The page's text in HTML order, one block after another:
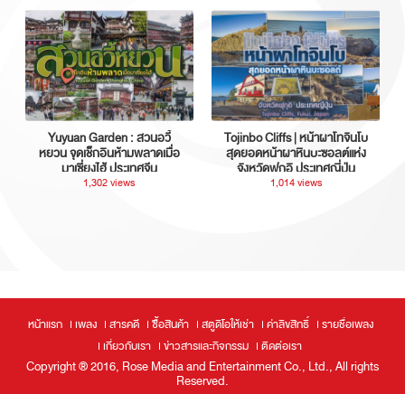
Yuyuan Garden : สวนอวี้
หยวน จุดเช็กอินห้ามพลาดเมื่อ
มาเซี่ยงไฮ้ ประเทศจีน
1,302 views
Tojinbo Cliffs | หน้าผาโทจินโบ
สุดยอดหน้าผาหินบะซอลต์แห่ง
จังหวัดฟุกุอิ ประเทศญี่ปุ่น
1,014 views
หน้าแรก เพลง สารคดี ซื้อสินค้า สตูดิโอให้เช่า ค่าลิขสิทธิ์
รายชื่อเพลง
เกี่ยวกับเรา
ข่าวสารและกิจกรรม ติดต่อเรา
Copyright ® 2016, Rose Media and Entertainment Co., Ltd., All rights
Reserved.